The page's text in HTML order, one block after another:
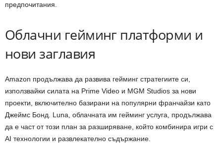
предпочитания.
Облачни гейминг платформи и
нови заглавия
Amazon продължава да развива гейминг стратегиите си,
използвайки силата на Prime Video и MGM Studios за нови
проекти, включително базирани на популярни франчайзи като
Джеймс Бонд. Luna, облачната им гейминг услуга, продължава
да е част от този план за разширяване, който комбинира игри с
AI технологии и развлекателно съдържание.